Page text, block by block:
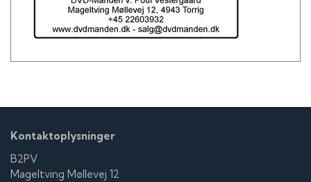
Kontaktoplysninger
B2PV
Mageltving Møllevej 12